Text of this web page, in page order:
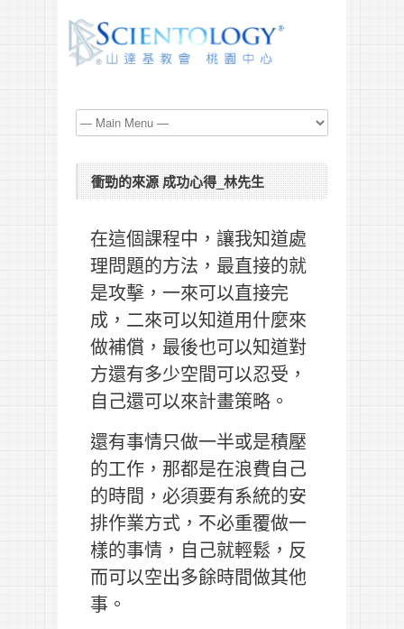
衝勁的來源 成功心得_林先生
在這個課程中，讓我知道處
理問題的方法，最直接的就
是攻擊，一來可以直接完
成，二來可以知道用什麼來
做補償，最後也可以知道對
方還有多少空間可以忍受，
自己還可以來計畫策略。
還有事情只做一半或是積壓
的工作，那都是在浪費自己
的時間，必須要有系統的安
排作業方式，不必重覆做一
樣的事情，自己就輕鬆，反
而可以空出多餘時間做其他
事。